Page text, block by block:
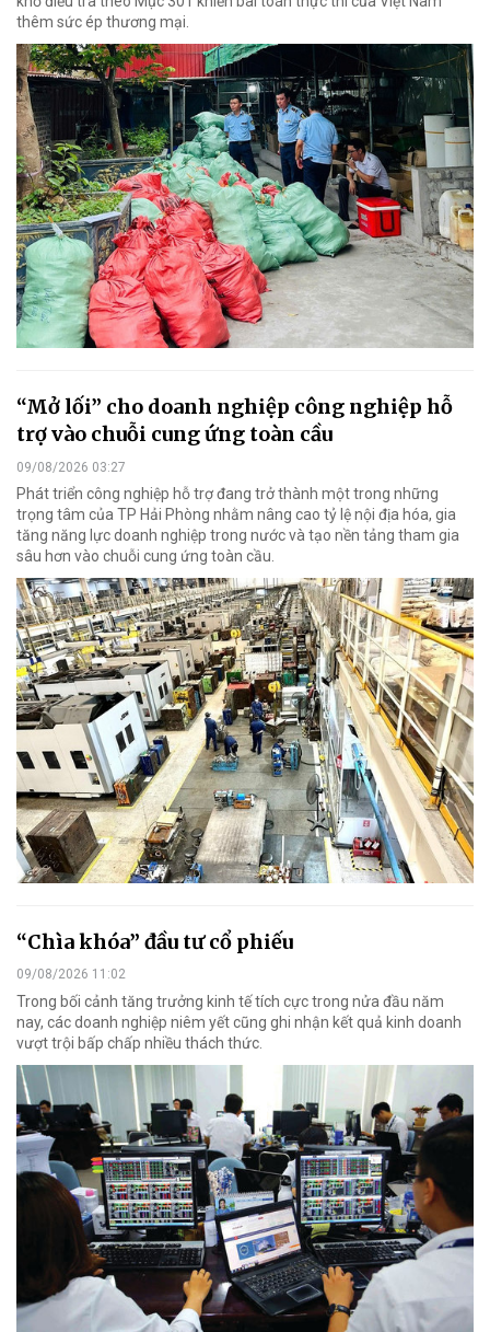
thêm sức ép thương mại.
“Mở lối” cho doanh nghiệp công nghiệp hỗ
trợ vào chuỗi cung ứng toàn cầu
09/08/2026 03:27
Phát triển công nghiệp hỗ trợ đang trở thành một trong những
trọng tâm của TP Hải Phòng nhằm nâng cao tỷ lệ nội địa hóa, gia
tăng năng lực doanh nghiệp trong nước và tạo nền tảng tham gia
sâu hơn vào chuỗi cung ứng toàn cầu.
“Chìa khóa” đầu tư cổ phiếu
09/08/2026 11:02
Trong bối cảnh tăng trưởng kinh tế tích cực trong nửa đầu năm
nay, các doanh nghiệp niêm yết cũng ghi nhận kết quả kinh doanh
vượt trội bấp chấp nhiều thách thức.